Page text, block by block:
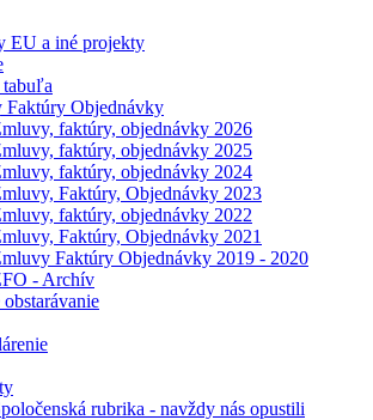
EU a iné projekty
tabuľa
Faktúry Objednávky
faktúry, objednávky 2026
faktúry, objednávky 2025
faktúry, objednávky 2024
Faktúry, Objednávky 2023
faktúry, objednávky 2022
Faktúry, Objednávky 2021
Faktúry Objednávky 2019 - 2020
- Archív
rubrika - navždy nás opustili